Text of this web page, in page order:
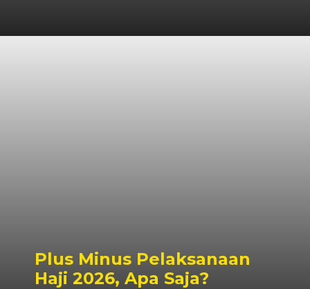
Plus Minus Pelaksanaan
Haji 2026, Apa Saja?